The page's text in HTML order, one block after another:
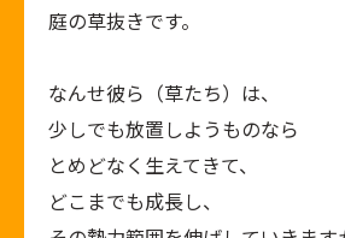
庭の草抜きです。
なんせ彼ら（草たち）は、
少しでも放置しようものなら
とめどなく生えてきて、
どこまでも成長し、